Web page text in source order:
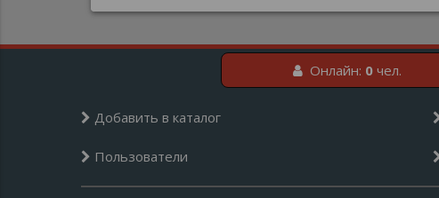
Онлайн: 0 чел.
Добавить в каталог
Пользователи